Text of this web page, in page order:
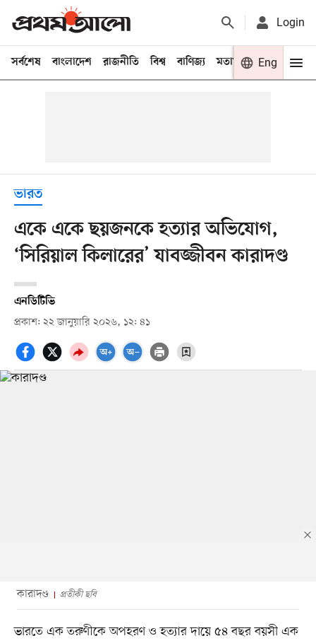
Login
সর্বশেষ বাংলাদেশ রাজনীতি বিশ্ব বাণিজ্য মতামত খেলা
Eng
ভারত
একে একে ছয়জনকে হত্যার অভিযোগ,
‘সিরিয়াল কিলারের’ যাবজ্জীবন কারাদণ্ড
এনডিটিভি
প্রকাশ: ২২ জানুয়ারি ২০২৬, ১২: ৪১
কারাদণ্ড প্রতীকী ছবি
ভারতে এক তরুণীকে অপহরণ ও হত্যার দায়ে ৫৪ বছর বয়সী এক